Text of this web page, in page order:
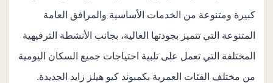
كبيرة ومتنوعة من الخدمات الأساسية والمرافق العامة
المتنوعة التي تتميز بجودتها العالية، بجانب الأنشطة الترفيهية
المختلفة التي تعمل على تلبية احتياجات جميع السكان اليومية
من مختلف الفئات العمرية بكمبوند كيو هيلز زايد الجديدة.